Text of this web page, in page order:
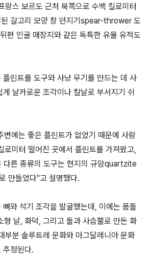
랑스 보르도 근처 북쪽으로 수백 킬로미터
된 갈고리 모양 창 던지기spear-thrower 도
편 인골 매장지와 같은 독특한 유물 유적도
린트를 도구와 사냥 무기를 만드는 데 사
날카로운 조각이나 칼날로 부서지기 쉬
변에는 좋은 플린트가 없었기 때문에 사람
미터 떨어진 곳에서 플린트를 가져왔고,
른 종류의 도구는 현지의 규암quartzite
만들었다"고 설명했다.
뼈와 석기 조각을 발굴했는데, 이에는 몸돌
날, 화덕, 그리고 돌과 사슴뿔로 만든 화
부분 솔루트레 문화와 마그달레니아 문화
추정된다.